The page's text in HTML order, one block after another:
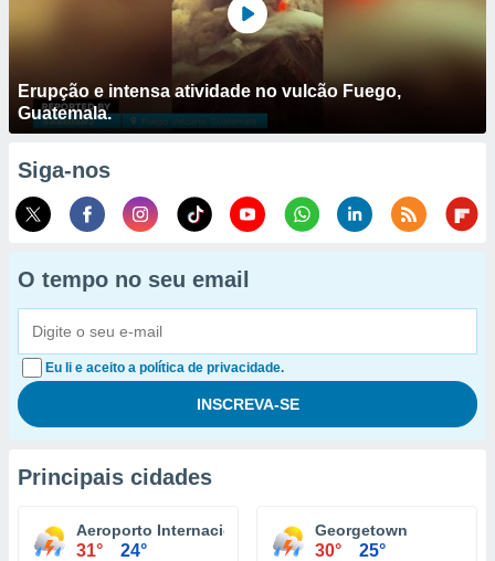
Erupção e intensa atividade no vulcão Fuego,
Guatemala.
Siga-nos
O tempo no seu email
Eu li e aceito a política de privacidade.
Principais cidades
Aeroporto Internacional Cheddi Jagan
31° 24°
Georgetown
30° 25°